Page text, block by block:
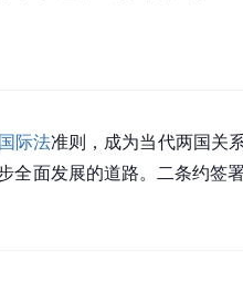
国际法准则，成为当代两国关
面发展的道路。二条约签